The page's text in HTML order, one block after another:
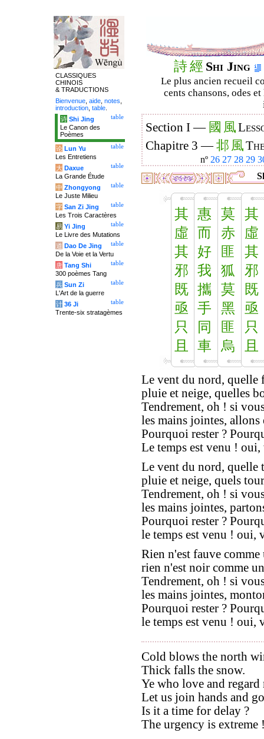
詩經 Shi Jing
Le plus ancien recueil
cents chansons, odes
Section I — 國 風
Chapitre 3 —邶 風
nº 26 27 28 29
其
虛
其
邪
既
亟
只
且
惠
而
好
我
攜
手
同
車
莫
赤
匪
狐
莫
黑
匪
烏
其
虛
其
邪
既
亟
只
且
Le vent du nord, quelle
pluie et neige, quelles
Tendrement, oh ! si
les mains jointes, allons
Pourquoi rester ?
Le temps est venu !
Le vent du nord, quelle
pluie et neige, quels
Tendrement, oh ! si
les mains jointes,
Pourquoi rester ?
le temps est venu ! oui,
Rien n'est fauve
rien n'est noir comme
Tendrement, oh ! si
les mains jointes,
Pourquoi rester ?
le temps est venu ! oui,
Cold blows the north
Thick falls the snow.
Ye who love and regard
Let us join hands and
Is it a time for delay ?
The urgency is extreme
CLASSIQUES
CHINOIS
& TRADUCTIONS
Bienvenue aide notes
introduction table
table
诗 Shi Jing
Le Canon des
Poèmes
table
论 Lun Yu
Les Entretiens
table
大 Daxue
La Grande Étude
table
中 Zhongyong
Le Juste Milieu
table
字 San Zi Jing
Les Trois Caractères
table
易 Yi Jing
Le Livre des Mutations
table
道 Dao De Jing
De la Voie et la Vertu
table
唐 Tang Shi
300 poèmes Tang
table
兵 Sun Zi
L'Art de la guerre
table
计 36 Ji
Trente-six stratagèmes